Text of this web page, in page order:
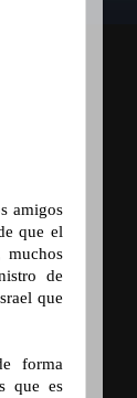
amigos
que el
muchos
de
que
forma
que es